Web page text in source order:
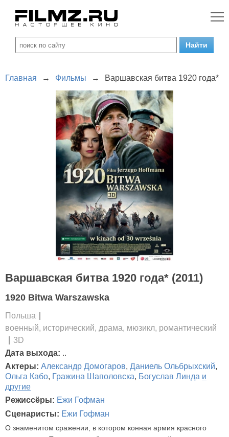
Главная → Фильмы → Варшавская битва 1920 года*
Варшавская битва 1920 года* (2011)
1920 Bitwa Warszawska
Польша
военный, исторический, драма, мюзикл, романтический
3D
Дата выхода: ..
Актеры: Александр Домогаров, Даниель Ольбрыхский,
Ольга Кабо, Гражина Шаполовска, Богуслав Линда и
другие
Режиссёры: Ежи Гофман
Сценаристы: Ежи Гофман
О знаменитом сражении, в котором конная армия красного